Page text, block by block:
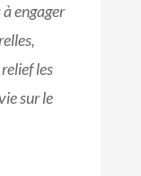
engager
les
sur le